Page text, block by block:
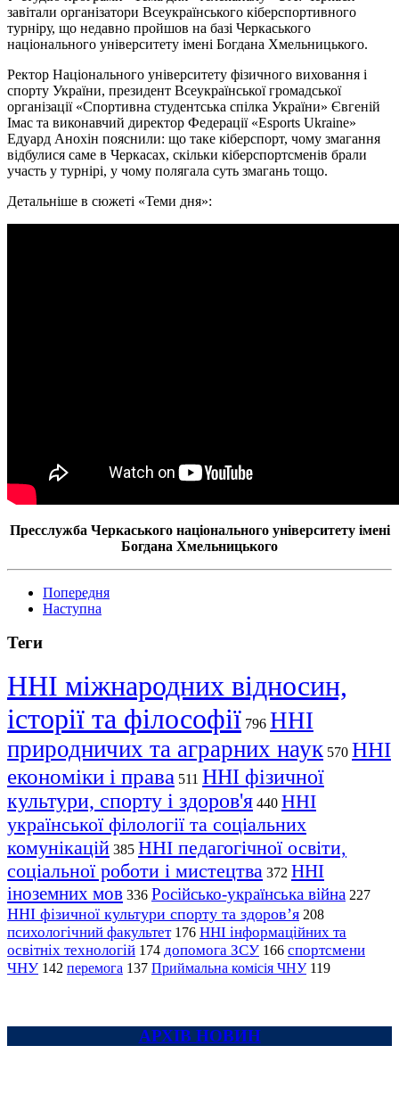
завітали організатори Всеукраїнського кіберспортивного
турніру, що недавно пройшов на базі Черкаського
національного університету імені Богдана Хмельницького.
Ректор Національного університету фізичного виховання і
спорту України, президент Всеукраїнської громадської
організації «Спортивна студентська спілка України» Євгеній
Імас та виконавчий директор Федерації «Esports Ukraine»
Едуард Анохін пояснили: що таке кіберспорт, чому змагання
відбулися саме в Черкасах, скільки кіберспортсменів брали
участь у турнірі, у чому полягала суть змагань тощо.
Детальніше в сюжеті «‎Теми дня»:
Пресслужба Черкаського національного університету імені
Богдана Хмельницького
Попередня
Наступна
Теги
ННІ міжнародних відносин,
історії та філософії 796 ННІ
природничих та аграрних наук 570 ННІ
економіки і права 511 ННІ фізичної
культури, спорту і здоров'я 440 ННІ
української філології та соціальних
комунікацій 385 ННІ педагогічної освіти,
соціальної роботи і мистецтва 372 ННІ
іноземних мов 336 Російсько-українська війна 227
ННІ фізичної культури спорту та здоров’я 208
психологічний факультет 176 ННІ інформаційних та
освітніх технологій 174 допомога ЗСУ 166 спортсмени
ЧНУ 142 перемога 137 Приймальна комісія ЧНУ 119
АРХІВ НОВИН